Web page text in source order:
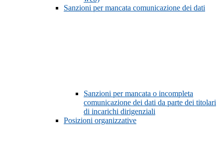
Sanzioni per mancata comunicazione dei dati
Sanzioni per mancata o incompleta
comunicazione dei dati da parte dei titolari
di incarichi dirigenziali
Posizioni organizzative